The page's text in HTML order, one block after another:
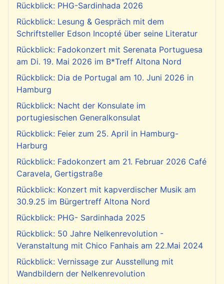
Rückblick: PHG-Sardinhada 2026
Rückblick: Lesung & Gespräch mit dem
Schriftsteller Edson Incopté über seine Literatur
Rückblick: Fadokonzert mit Serenata Portuguesa
am Di. 19. Mai 2026 im B*Treff Altona Nord
Rückblick: Dia de Portugal am 10. Juni 2026 in
Hamburg
Rückblick: Nacht der Konsulate im
portugiesischen Generalkonsulat
Rückblick: Feier zum 25. April in Hamburg-
Harburg
Rückblick: Fadokonzert am 21. Februar 2026 Café
Caravela, Gertigstraße
Rückblick: Konzert mit kapverdischer Musik am
30.9.25 im Bürgertreff Altona Nord
Rückblick: PHG- Sardinhada 2025
Rückblick: 50 Jahre Nelkenrevolution -
Veranstaltung mit Chico Fanhais am 22.Mai 2024
Rückblick: Vernissage zur Ausstellung mit
Wandbildern der Nelkenrevolution